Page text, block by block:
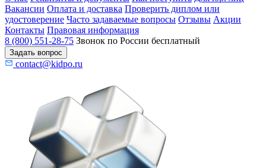
Вакансии Оплата и доставка Проверить диплом или
удостоверение Часто задаваемые вопросы Отзывы Акции
Контакты Правовая информация
8 (800) 551-28-75 Звонок по России бесплатный
Задать вопрос
contact@kidpo.ru